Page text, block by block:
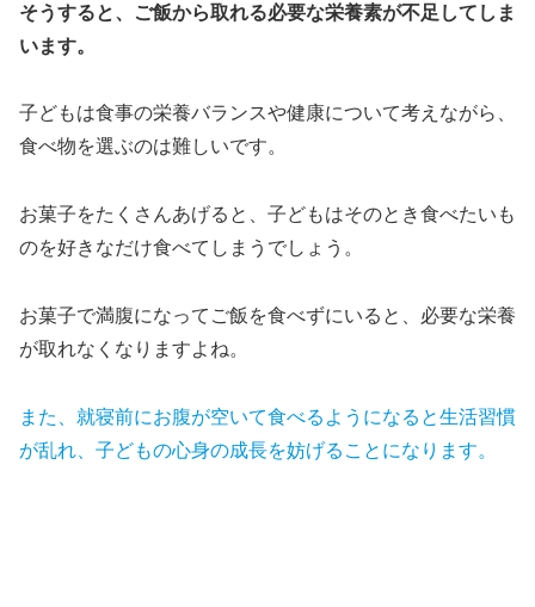
そうすると、ご飯から取れる必要な栄養素が不足してしま
います。
子どもは食事の栄養バランスや健康について考えながら、
食べ物を選ぶのは難しいです。
お菓子をたくさんあげると、子どもはそのとき食べたいも
のを好きなだけ食べてしまうでしょう。
お菓子で満腹になってご飯を食べずにいると、必要な栄養
が取れなくなりますよね。
また、就寝前にお腹が空いて食べるようになると生活習慣
が乱れ、子どもの心身の成長を妨げることになります。